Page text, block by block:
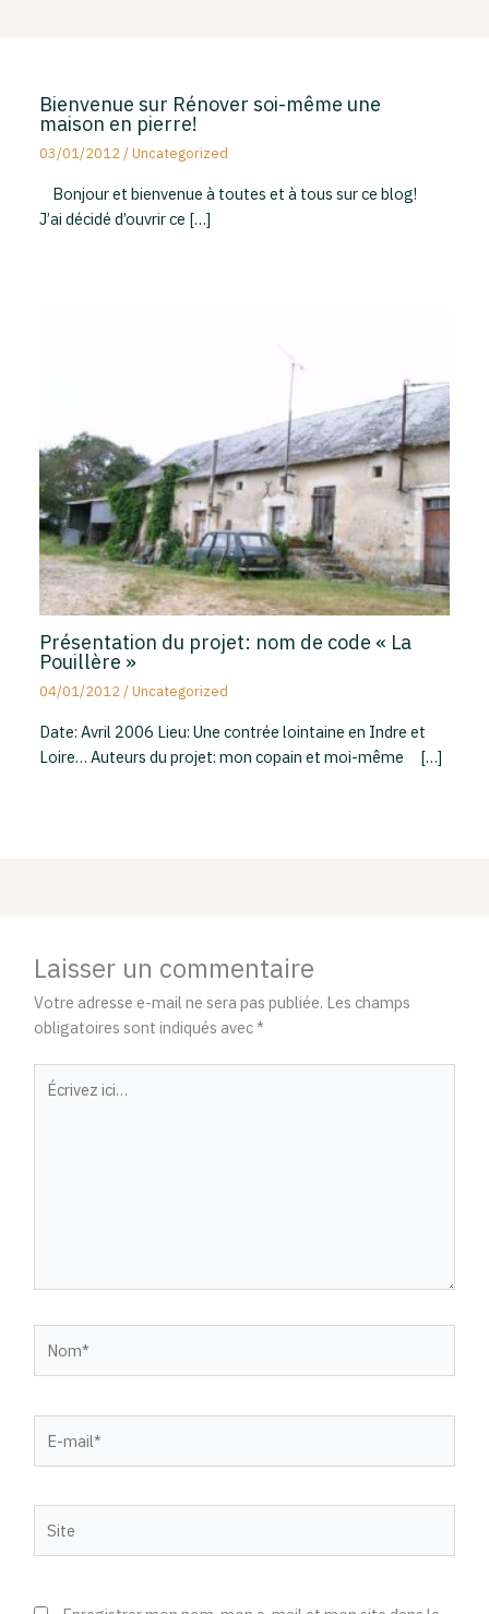
Bienvenue sur Rénover soi-même une
maison en pierre!
03/01/2012/Uncategorized
Bonjour et bienvenue à toutes et à tous sur ce blog!
J’ai décidé d’ouvrir ce […]
Présentation du projet: nom de code « La
Pouillère »
04/01/2012/Uncategorized
Date: Avril 2006 Lieu: Une contrée lointaine en Indre et
Loire… Auteurs du projet: mon copain et moi-même […]
Laisser un commentaire
Votre adresse e-mail ne sera pas publiée. Les champs
obligatoires sont indiqués avec*
Écrivez
ici…
mail*